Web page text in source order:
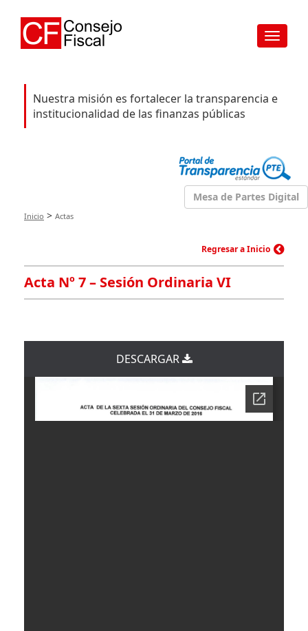
Toggle
Nuestra misión es fortalecer la transparencia e
institucionalidad de las finanzas públicas
Mesa de Partes Digital
Inicio > Actas
Regresar a Inicio
Acta Nº 7 – Sesión Ordinaria VI
DESCARGAR